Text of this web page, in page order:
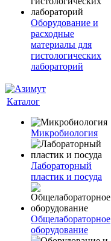
Оборудование и
расходные
материалы для
гистологических
лабораторий
Каталог
Микробиология
Лабораторный
пластик и посуда
Общелабораторное
оборудование